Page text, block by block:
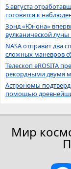
5 августа
готовятся к
Зонд «Юнона»
вулканической
NASA отправит два
сложных маневров
Телескоп eROSITA
рекордными двумя
Астрономы
помощью
Мир